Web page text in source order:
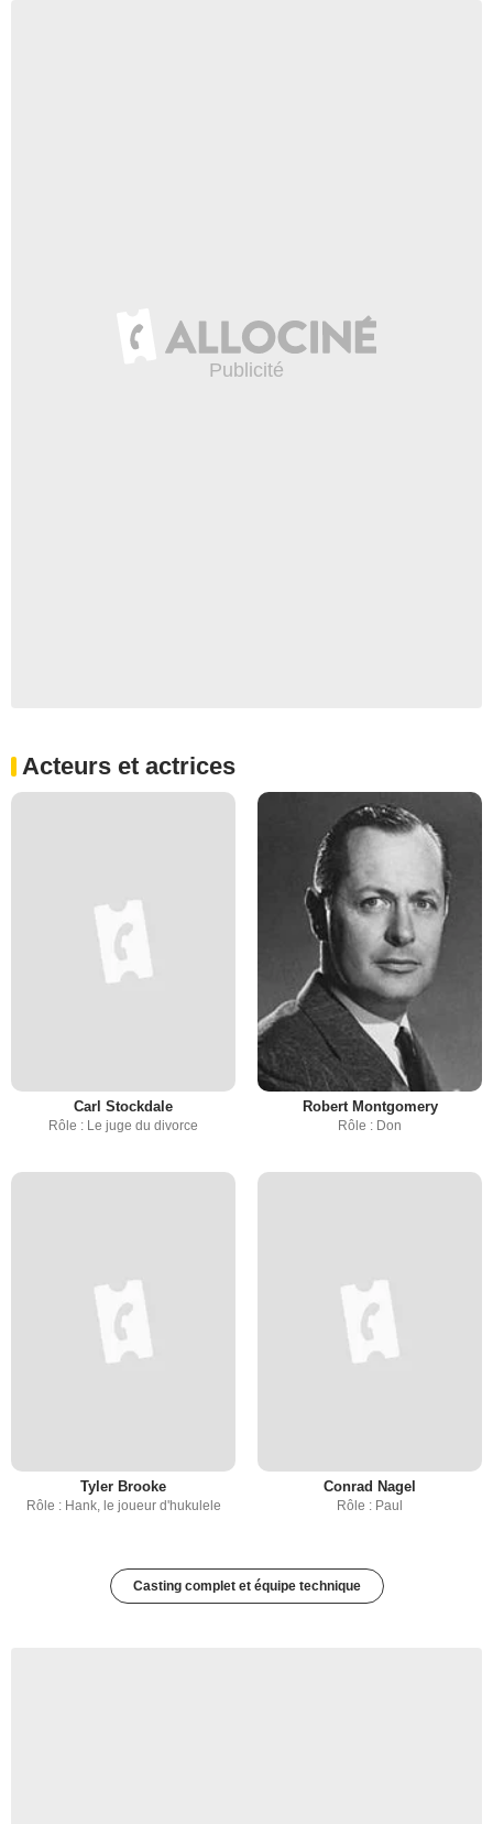
Acteurs et actrices
Carl Stockdale
Rôle : Le juge du divorce
Robert Montgomery
Rôle : Don
Tyler Brooke
Rôle : Hank, le joueur d'hukulele
Conrad Nagel
Rôle : Paul
Casting complet et équipe technique